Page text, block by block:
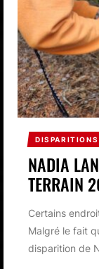
NADIA
TERRAIN
Certains
Malgré le fait
disparition de